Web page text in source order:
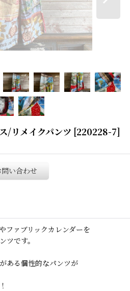
/リメイクパンツ [220228-7]
問い合わせ
ファブリックカレンダーを
ツです。
ある個性的なパンツが